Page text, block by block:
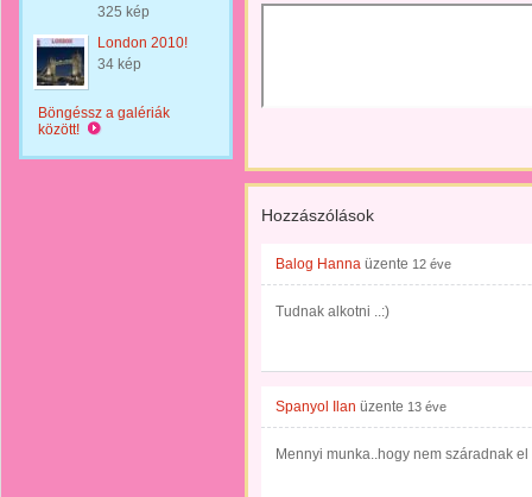
325 kép
London 2010!
34 kép
Böngéssz a galériák
között!
Hozzászólások
Balog Hanna üzente 12 éve
Tudnak alkotni ..:)
Spanyol Ilan üzente 13 éve
Mennyi munka..hogy nem száradnak